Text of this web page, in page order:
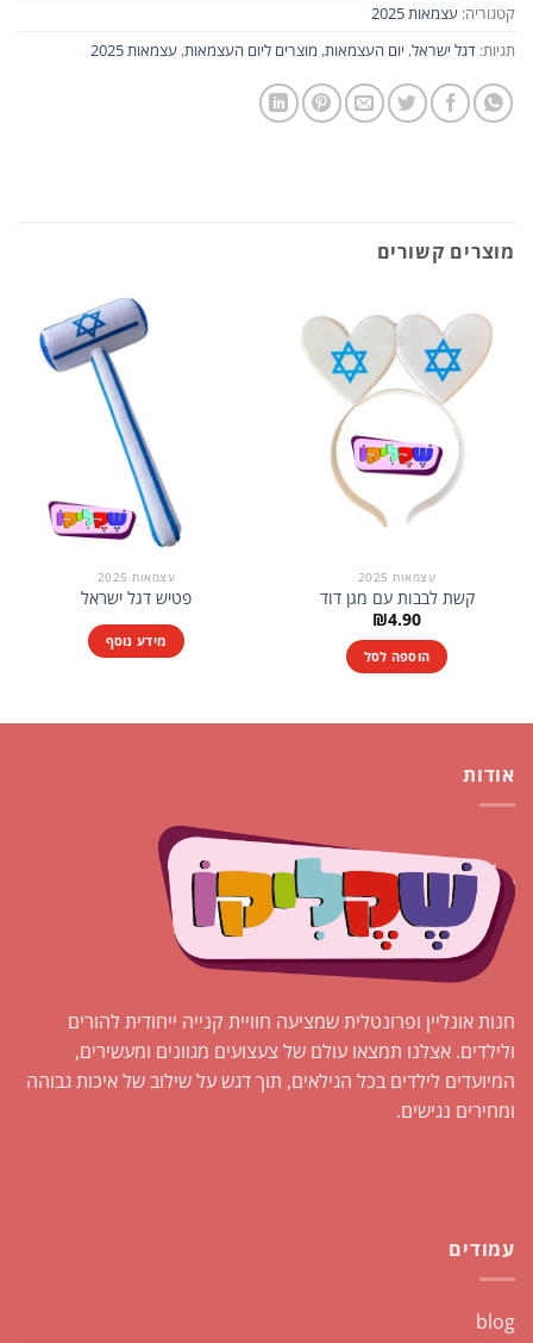
קטגוריה: עצמאות 2025
תגיות: דגל ישראל, יום העצמאות, מוצרים ליום העצמאות, עצמאות 2025
מוצרים קשורים
עצמאות 2025
קשת לבבות עם מגן דוד
₪4.90
הוספה לסל
עצמאות 2025
פטיש דגל ישראל
מידע נוסף
אודות
חנות אונליין ופרונטלית שמציעה חוויית קנייה ייחודית להורים
ולילדים. אצלנו תמצאו עולם של צעצועים מגוונים ומעשירים,
המיועדים לילדים בכל הגילאים, תוך דגש על שילוב של איכות גבוהה
ומחירים נגישים.
עמודים
blog